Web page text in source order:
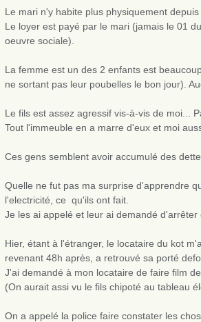
Le mari n'y habite plus physiquement
Le loyer est payé par le mari (jamais le 01
oeuvre sociale).
La femme est un des 2 enfants est
ne sortant pas leur poubelles le bon jour).
Le fils est assez agressif vis-à-vis de moi...
Tout l'immeuble en a marre d'eux et moi
Ces gens semblent avoir accumulé des
Quelle ne fut pas ma surprise d'apprendre
l'electricité, ce qu'ils ont fait.
Je les ai appelé et leur ai demandé
Hier, étant à l'étranger, le locataire du kot
revenant 48h après, a retrouvé sa porté
J'ai demandé à mon locataire de faire film
(On aurait assi vu le fils chipoté au tableau
On a appelé la police faire constater les